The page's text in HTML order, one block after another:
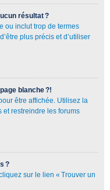
résultat ?
ou inclut trop de termes
plus précis et d’utiliser
blanche ?!
être affichée. Utilisez la
et restreindre les forums
?
sur le lien « Trouver un